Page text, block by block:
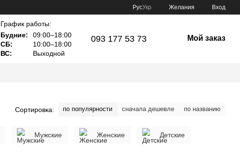
РусУкр Желания Вход
График работы:
Будние:
09:00–18:00
СБ:
10:00–18:00
ВС:
Выходной
093 177 53 73 Мой заказ
Сортировка: по популярности сначала дешевле по названию
Мужские Женские Детские